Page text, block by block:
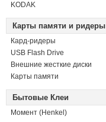
KODAK
Карты памяти и ридеры
Кард-ридеры
USB Flash Drive
Внешние жесткие диски
Карты памяти
Бытовые Клеи
Момент (Henkel)